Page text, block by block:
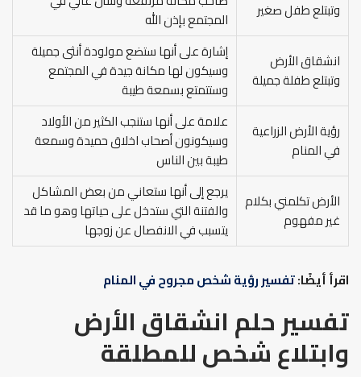
وتبتلع طفل صغير
المجتمع بإذن الله
انشقاق الأرض
وتبتلع طفلة جميلة
إشارة على أنها ستضع مولودة أنثى جميلة
وسيكون لها مكانة جيدة في المجتمع
وستتمتع بسمعة طيبة
رؤية الأرض الزراعية
في المنام
علامة على أنها ستنجب الكثير من الأولاد
وسيكونون أصحاب اخلاق حميدة وسمعة
طيبة بين الناس
الأرض تكلمني بكلام
غير مفهوم
يرجع إلى أنها ستعاني من بعض المشاكل
والفتنة التي ستدخل على حياتها وهو ما قد
يتسبب في الانفصال عن زوجها
اقرأ أيضًا:تفسير رؤية شخص مجروح في المنام
تفسير حلم انشقاق الأرض
وابتلاع شخص للمطلقة